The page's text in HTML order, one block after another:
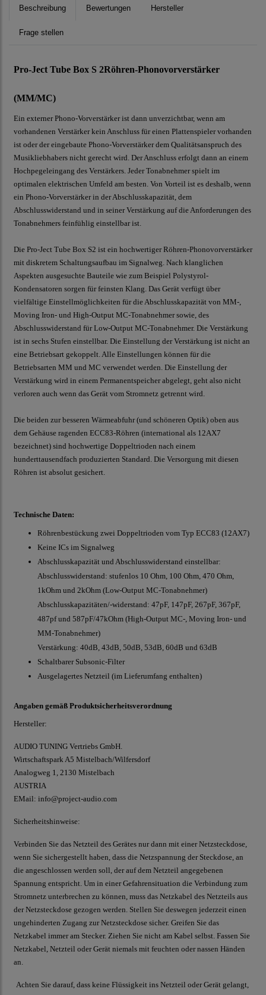
Beschreibung Bewertungen Hersteller
Frage stellen
Pro-Ject Tube Box S 2Röhren-Phonovorverstärker
(MM/MC)
Ein externer Phono-Vorverstärker ist dann unverzichtbar, wenn am
vorhandenen Verstärker kein Anschluss für einen Plattenspieler vorhanden
ist oder der eingebaute Phono-Vorverstärker dem Qualitätsanspruch des
Musikliebhabers nicht gerecht wird. Der Anschluss erfolgt dann an einem
Hochpegeleingang des Verstärkers. Jeder Tonabnehmer spielt im
optimalen elektrischen Umfeld am besten. Von Vorteil ist es deshalb, wenn
ein Phono-Vorverstärker in der Abschlusskapazität, dem
Abschlusswiderstand und in seiner Verstärkung auf die Anforderungen des
Tonabnehmers feinfühlig einstellbar ist.
Die Pro-Ject Tube Box S2 ist ein hochwertiger Röhren-Phonovorverstärker
mit diskretem Schaltungsaufbau im Signalweg. Nach klanglichen
Aspekten ausgesuchte Bauteile wie zum Beispiel Polystyrol-
Kondensatoren sorgen für feinsten Klang. Das Gerät verfügt über
vielfältige Einstellmöglichkeiten für die Abschlusskapazität von MM-,
Moving Iron- und High-Output MC-Tonabnehmer sowie, des
Abschlusswiderstand für Low-Output MC-Tonabnehmer. Die Verstärkung
ist in sechs Stufen einstellbar. Die Einstellung der Verstärkung ist nicht an
eine Betriebsart gekoppelt. Alle Einstellungen können für die
Betriebsarten MM und MC verwendet werden. Die Einstellung der
Verstärkung wird in einem Permanentspeicher abgelegt, geht also nicht
verloren auch wenn das Gerät vom Stromnetz getrennt wird.
Die beiden zur besseren Wärmeabfuhr (und schöneren Optik) oben aus
dem Gehäuse ragenden ECC83-Röhren (international als 12AX7
bezeichnet) sind hochwertige Doppeltrioden nach einem
hunderttausendfach produzierten Standard. Die Versorgung mit diesen
Röhren ist absolut gesichert.
Technische Daten:
Röhrenbestückung zwei Doppeltrioden vom Typ ECC83 (12AX7)
Keine ICs im Signalweg
Abschlusskapazität und Abschlusswiderstand einstellbar:
Abschlusswiderstand: stufenlos 10 Ohm, 100 Ohm, 470 Ohm,
1kOhm und 2kOhm (Low-Output MC-Tonabnehmer)
Abschlusskapazitäten/-widerstand: 47pF, 147pF, 267pF, 367pF,
487pf und 587pF/47kOhm (High-Output MC-, Moving Iron- und
MM-Tonabnehmer)
Verstärkung: 40dB, 43dB, 50dB, 53dB, 60dB und 63dB
Schaltbarer Subsonic-Filter
Ausgelagertes Netzteil (im Lieferumfang enthalten)
Angaben gemäß Produktsicherheitsverordnung
Hersteller:
AUDIO TUNING Vertriebs GmbH.
Wirtschaftspark A5 Mistelbach/Wilfersdorf
Analogweg 1, 2130 Mistelbach
AUSTRIA
EMail: info@project-audio.com
Sicherheitshinweise:
Verbinden Sie das Netzteil des Gerätes nur dann mit einer Netzsteckdose,
wenn Sie sichergestellt haben, dass die Netzspannung der Steckdose, an
die angeschlossen werden soll, der auf dem Netzteil angegebenen
Spannung entspricht. Um in einer Gefahrensituation die Verbindung zum
Stromnetz unterbrechen zu können, muss das Netzkabel des Netzteils aus
der Netzsteckdose gezogen werden. Stellen Sie deswegen jederzeit einen
ungehinderten Zugang zur Netzsteckdose sicher. Greifen Sie das
Netzkabel immer am Stecker. Ziehen Sie nicht am Kabel selbst. Fassen Sie
Netzkabel, Netzteil oder Gerät niemals mit feuchten oder nassen Händen
an.
Achten Sie darauf, dass keine Flüssigkeit ins Netzteil oder Gerät gelangt,